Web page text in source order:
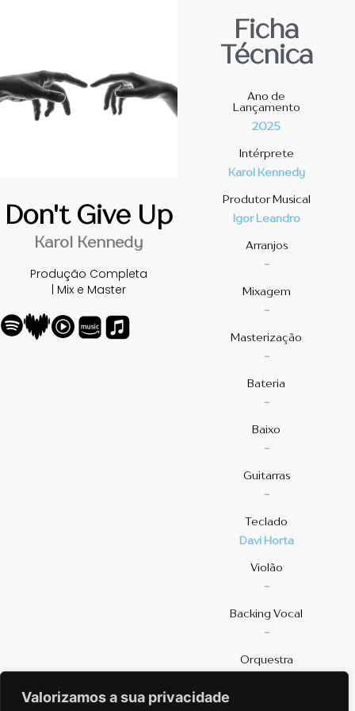
Valorizamos a sua privacidade
Don't Give Up
Karol Kennedy
Produção Completa
| Mix e Master
Ficha
Técnica
Ano de
Lançamento
2025
Intérprete
Karol Kennedy
Produtor Musical
Igor Leandro
Arranjos
-
Mixagem
-
Masterização
-
Bateria
-
Baixo
-
Guitarras
-
Teclado
Davi Horta
Violão
-
⁠Backing Vocal
-
Orquestra